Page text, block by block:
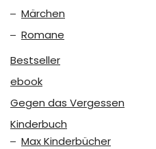
Märchen
Romane
Bestseller
ebook
Gegen das Vergessen
Kinderbuch
Max Kinderbücher